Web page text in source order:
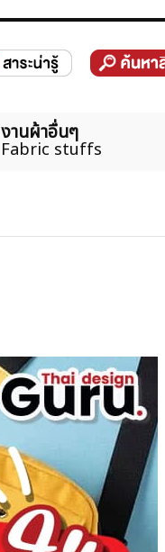
งานผ้าอื่นๆ
Fabric stuffs